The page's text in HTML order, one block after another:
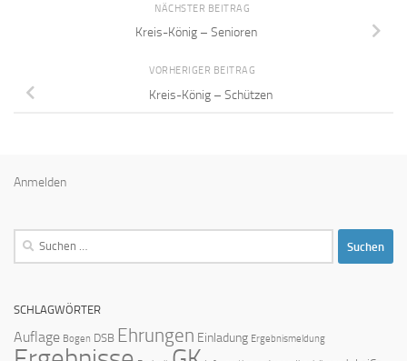
NÄCHSTER BEITRAG
Kreis-König – Senioren
VORHERIGER BEITRAG
Kreis-König – Schützen
Anmelden
Suchen
nach:
SCHLAGWÖRTER
Auflage Bogen DSB Ehrungen Einladung Ergebnismeldung